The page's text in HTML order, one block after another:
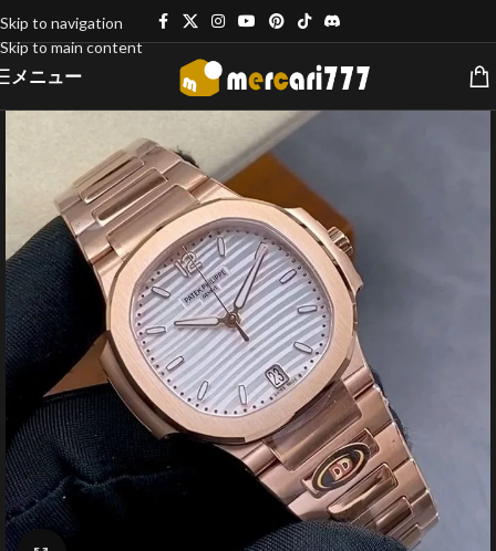
Skip to navigation
Skip to main content
メニュー